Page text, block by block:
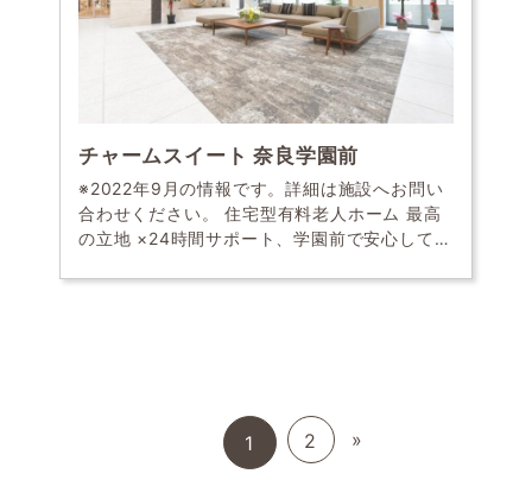
チャームスイート 奈良学園前
※2022年9月の情報です。詳細は施設へお問い
合わせください。 住宅型有料老人ホーム 最高
の立地 ×24時間サポート、学園前で安心して楽
Posts navigation
1 2 »